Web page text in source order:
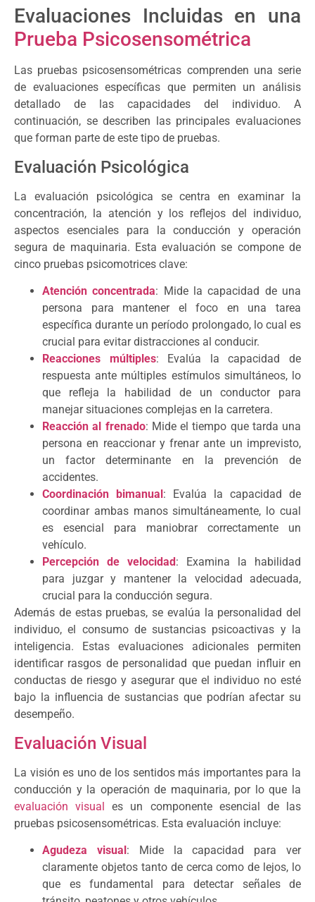
Evaluaciones Incluidas en una
Prueba Psicosensométrica
Las pruebas psicosensométricas comprenden una serie
de evaluaciones específicas que permiten un análisis
detallado de las capacidades del individuo. A
continuación, se describen las principales evaluaciones
que forman parte de este tipo de pruebas.
Evaluación Psicológica
La evaluación psicológica se centra en examinar la
concentración, la atención y los reflejos del individuo,
aspectos esenciales para la conducción y operación
segura de maquinaria. Esta evaluación se compone de
cinco pruebas psicomotrices clave:
Atención concentrada: Mide la capacidad de una
persona para mantener el foco en una tarea
específica durante un período prolongado, lo cual es
crucial para evitar distracciones al conducir.
Reacciones múltiples: Evalúa la capacidad de
respuesta ante múltiples estímulos simultáneos, lo
que refleja la habilidad de un conductor para
manejar situaciones complejas en la carretera.
Reacción al frenado: Mide el tiempo que tarda una
persona en reaccionar y frenar ante un imprevisto,
un factor determinante en la prevención de
accidentes.
Coordinación bimanual: Evalúa la capacidad de
coordinar ambas manos simultáneamente, lo cual
es esencial para maniobrar correctamente un
vehículo.
Percepción de velocidad: Examina la habilidad
para juzgar y mantener la velocidad adecuada,
crucial para la conducción segura.
Además de estas pruebas, se evalúa la personalidad del
individuo, el consumo de sustancias psicoactivas y la
inteligencia. Estas evaluaciones adicionales permiten
identificar rasgos de personalidad que puedan influir en
conductas de riesgo y asegurar que el individuo no esté
bajo la influencia de sustancias que podrían afectar su
desempeño.
Evaluación Visual
La visión es uno de los sentidos más importantes para la
conducción y la operación de maquinaria, por lo que la
evaluación visual es un componente esencial de las
pruebas psicosensométricas. Esta evaluación incluye:
Agudeza visual: Mide la capacidad para ver
claramente objetos tanto de cerca como de lejos, lo
que es fundamental para detectar señales de